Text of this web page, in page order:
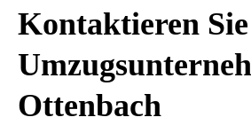
Kontaktieren
Ottenbach